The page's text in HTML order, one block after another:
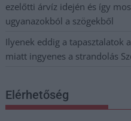
ezelőtti árvíz idején és így
ugyanazokból a szögekből
Ilyenek eddig a tapasztalatok
miatt ingyenes a strandolás
Elérhetőség